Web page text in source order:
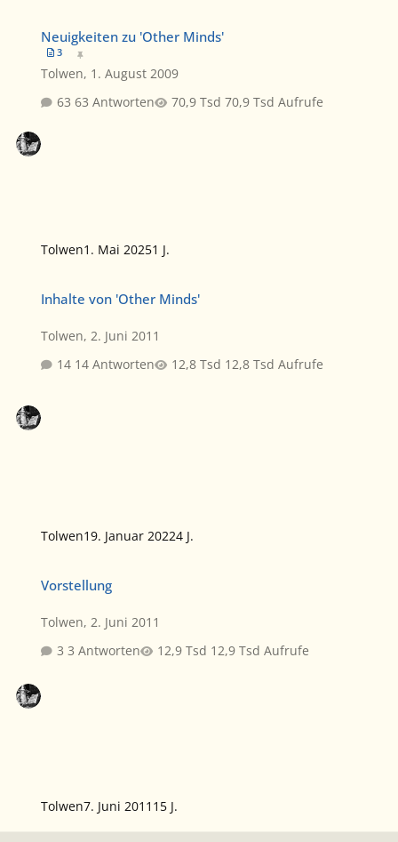
Neuigkeiten zu 'Other Minds'
3
Tolwen, 1. August 2009
63 Antworten
70,9 Tsd Aufrufe
Tolwen1. Mai 20251 J.
Inhalte von 'Other Minds'
Tolwen,2. Juni 2011
14 Antworten
12,8 Tsd Aufrufe
Tolwen19. Januar 20224 J.
Vorstellung
Tolwen,2. Juni 2011
3 Antworten
12,9 Tsd Aufrufe
Tolwen7. Juni 2011 15 J.